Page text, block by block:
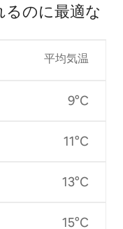
の⁠に最⁠適⁠な
平均気温
9°C
11°C
13°C
15°C